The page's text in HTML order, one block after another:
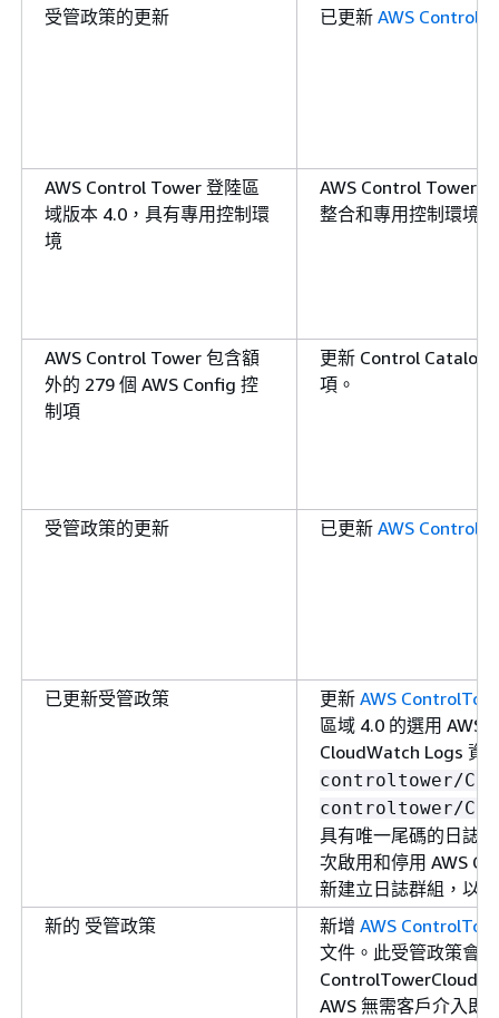
受管政策的更新 已更新 AWS
AWS Control Tower 登陸區
域版本 4.0，具有專用控制環
境
AWS Control Tower
整合和專用控制環境
AWS Control Tower 包含額
外的 279 個 AWS Config 控
制項
更新 Control Catalog
項。
受管政策的更新 已更新 AWS
已更新受管政策 更新 AWS
區域 4.0 的選用 AWS
CloudWatch Logs 資
controltower/
controltower/
具有唯一尾碼的日誌
次啟用和停用 AWS
新建立日誌群組，以
新的 受管政策
新增 AWS
文件。此受管政策會
AWS 無需客戶介入即